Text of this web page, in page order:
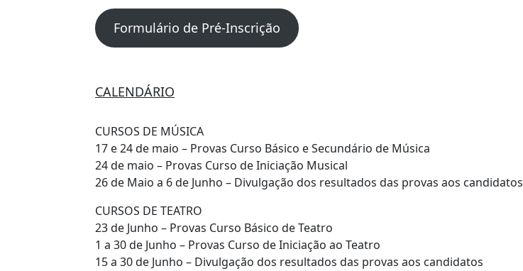
Formulário de Pré-Inscrição
CALENDÁRIO
CURSOS DE MÚSICA
17 e 24 de maio – Provas Curso Básico e Secundário de Música
24 de maio – Provas Curso de Iniciação Musical
26 de Maio a 6 de Junho – Divulgação dos resultados das provas aos candidatos
CURSOS DE TEATRO
23 de Junho – Provas Curso Básico de Teatro
1 a 30 de Junho – Provas Curso de Iniciação ao Teatro
15 a 30 de Junho – Divulgação dos resultados das provas aos candidatos